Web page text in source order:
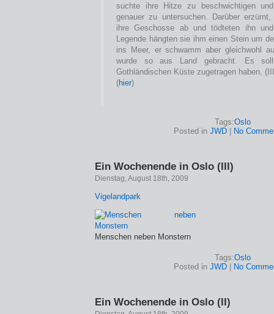
suchte ihre Hitze zu beschwichtigen
genauer zu untersuchen. Darüber
ihre Geschosse ab und tödteten ihn
Legende hängten sie ihm einen Stein um
ins Meer, er schwamm aber gleichwohl
wurde so aus Land gebracht. Es
Gothländischen Küste zugetragen haben.
(hier)
Tags:Oslo
Posted in JWD No
Ein Wochenende in Oslo (III)
Dienstag, August 18th, 2009
Vigelandpark
Menschen neben Monstern
Tags:Oslo
Posted in JWD No
Ein Wochenende in Oslo (II)